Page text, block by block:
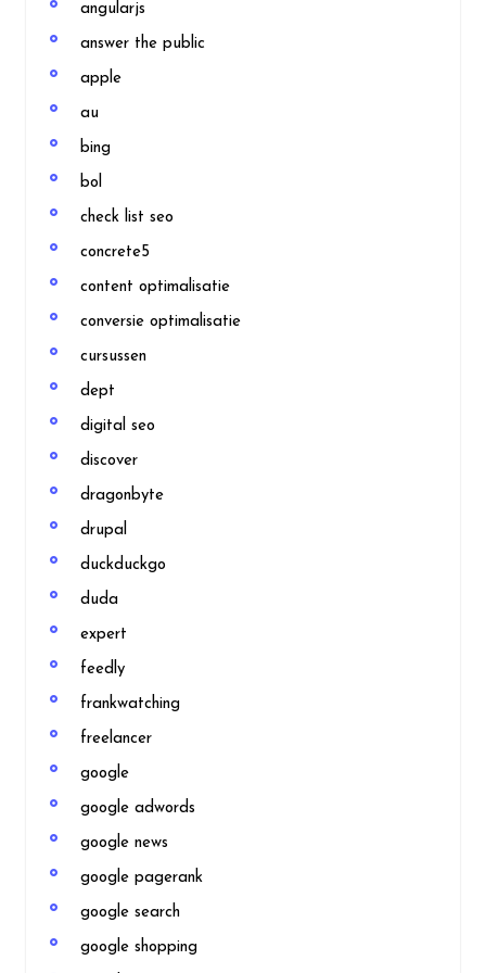
angularjs
answer the public
apple
au
bing
bol
check list seo
concrete5
content optimalisatie
conversie optimalisatie
cursussen
dept
digital seo
discover
dragonbyte
drupal
duckduckgo
duda
expert
feedly
frankwatching
freelancer
google
google adwords
google news
google pagerank
google search
google shopping